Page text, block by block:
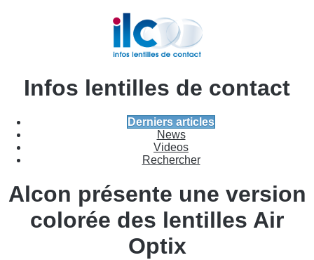
Infos lentilles de contact
Derniers articles
News
Videos
Rechercher
Alcon présente une version
colorée des lentilles Air
Optix